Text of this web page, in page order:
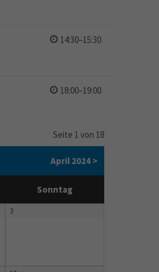
14:30–15:30
18:00–19:00
Seite 1 von 18
April 2024 >
Sonntag
3